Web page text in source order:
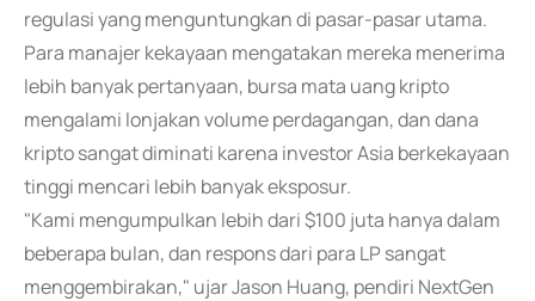
regulasi yang menguntungkan di pasar-pasar utama.
Para manajer kekayaan mengatakan mereka menerima
lebih banyak pertanyaan, bursa mata uang kripto
mengalami lonjakan volume perdagangan, dan dana
kripto sangat diminati karena investor Asia berkekayaan
tinggi mencari lebih banyak eksposur.
"Kami mengumpulkan lebih dari $100 juta hanya dalam
beberapa bulan, dan respons dari para LP sangat
menggembirakan," ujar Jason Huang, pendiri NextGen